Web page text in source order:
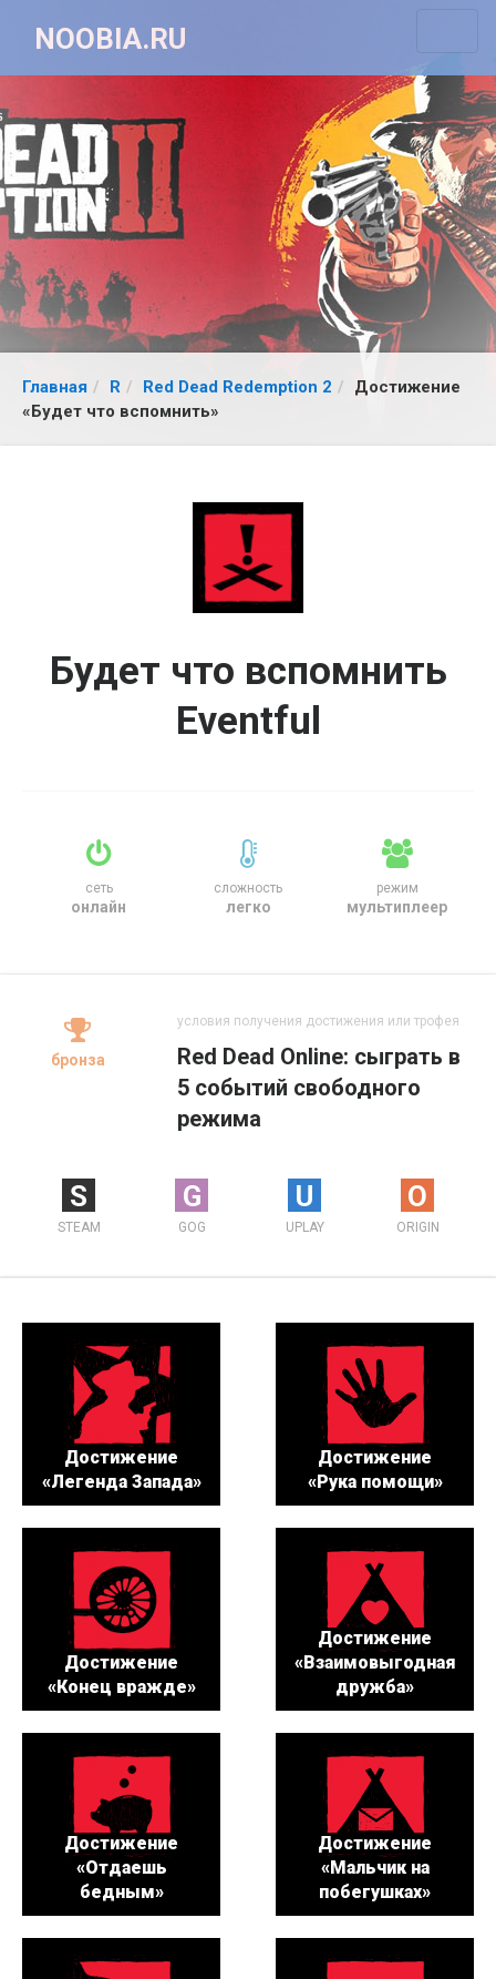
NOOBIA.RU
Главная R Red Dead Redemption 2
Достижение
«Будет что вспомнить»
Будет что вспомнить
Eventful
сеть
онлайн
сложность
легко
режим
мультиплеер
бронза
условия получения достижения или трофея
Red Dead Online: сыграть в
5 событий свободного
режима
S
STEAM
G
GOG
U
UPLAY
O
ORIGIN
Достижение
«Легенда Запада»
Достижение
«Рука помощи»
Достижение
«Конец вражде»
Достижение
«Взаимовыгодная
дружба»
Достижение
«Отдаешь
бедным»
Достижение
«Мальчик на
побегушках»